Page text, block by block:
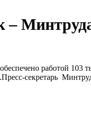
–
работой 103
секретарь